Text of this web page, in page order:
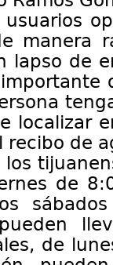
manera
lapso de
localizar
recibo de
de
de